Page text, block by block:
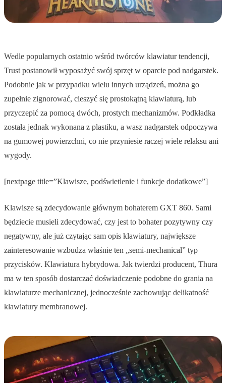
Wedle popularnych ostatnio wśród twórców klawiatur tendencji,
Trust postanowił wyposażyć swój sprzęt w oparcie pod nadgarstek.
Podobnie jak w przypadku wielu innych urządzeń, można go
zupełnie zignorować, cieszyć się prostokątną klawiaturą, lub
przyczepić za pomocą dwóch, prostych mechanizmów. Podkładka
została jednak wykonana z plastiku, a wasz nadgarstek odpoczywa
na gumowej powierzchni, co nie przyniesie raczej wiele relaksu ani
wygody.
[nextpage title=”Klawisze, podświetlenie i funkcje dodatkowe”]
Klawisze są zdecydowanie głównym bohaterem GXT 860. Sami
będziecie musieli zdecydować, czy jest to bohater pozytywny czy
negatywny, ale już czytając sam opis klawiatury, największe
zainteresowanie wzbudza właśnie ten „semi-mechanical” typ
przycisków. Klawiatura hybrydowa. Jak twierdzi producent, Thura
ma w ten sposób dostarczać doświadczenie podobne do grania na
klawiaturze mechanicznej, jednocześnie zachowując delikatność
klawiatury membranowej.